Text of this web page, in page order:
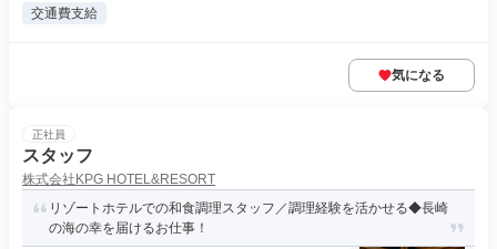
交通費支給
気になる
正社員
スタッフ
株式会社KPG HOTEL&RESORT
リゾートホテルでの和食調理スタッフ／調理経験を活かせる◆長崎
の海の幸を届けるお仕事！